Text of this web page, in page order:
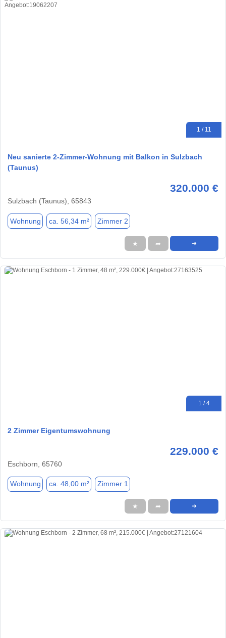
1 / 11
Neu sanierte 2-Zimmer-Wohnung mit Balkon in Sulzbach
(Taunus)
320.000 €
Sulzbach (Taunus), 65843
Wohnung ca. 56,34 m² Zimmer 2
★ ➦ ➜
1 / 4
2 Zimmer Eigentumswohnung
229.000 €
Eschborn, 65760
Wohnung ca. 48,00 m² Zimmer 1
★ ➦ ➜